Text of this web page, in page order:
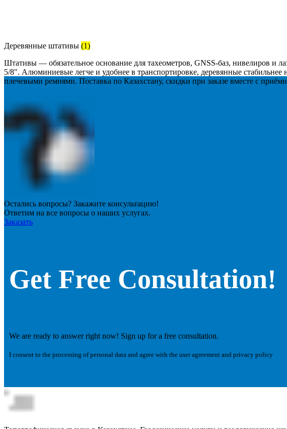
Деревянные штативы (1)
Штативы — обязательное основание для тахеометров, GNSS-баз, нивелиров
5/8″. Алюминиевые легче и удобнее в транспортировке, деревянные
плечевыми ремнями. Поставка по Казахстану, скидки при заказе вместе с
Остались вопросы? Закажите консультацию!
Ответим на все вопросы о наших услугах.
Заказать
Get Free Consultation!
We are ready to answer right now! Sign up for a free consultation.
I consent to the processing of personal data and agree with the user agreement and privacy policy